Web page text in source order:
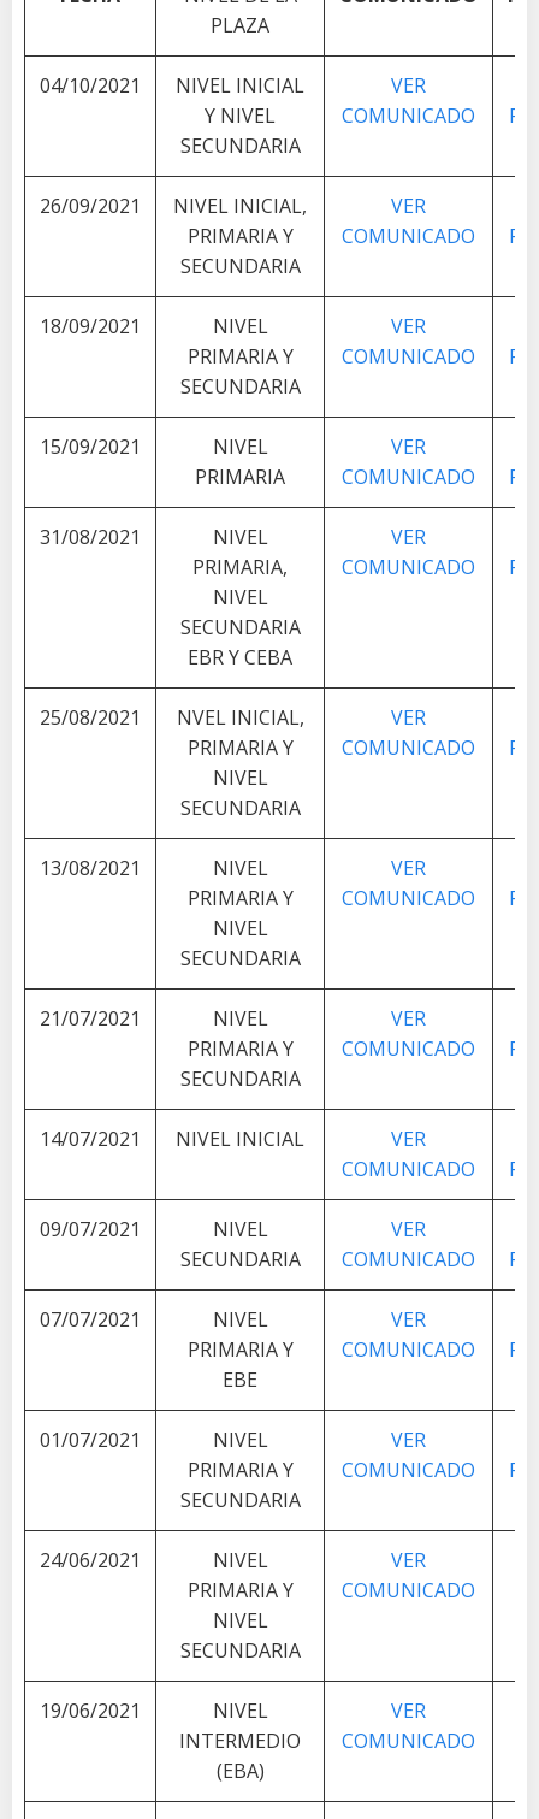
PLAZA
04/10/2021
NIVEL INICIAL
Y NIVEL
SECUNDARIA
VER
COMUNICADO
26/09/2021
NIVEL INICIAL,
PRIMARIA Y
SECUNDARIA
VER
COMUNICADO
18/09/2021
NIVEL
PRIMARIA Y
SECUNDARIA
VER
COMUNICADO
15/09/2021
NIVEL
PRIMARIA
VER
COMUNICADO
31/08/2021
NIVEL
PRIMARIA,
NIVEL
SECUNDARIA
EBR Y CEBA
VER
COMUNICADO
25/08/2021
NVEL INICIAL,
PRIMARIA Y
NIVEL
SECUNDARIA
VER
COMUNICADO
13/08/2021
NIVEL
PRIMARIA Y
NIVEL
SECUNDARIA
VER
COMUNICADO
21/07/2021
NIVEL
PRIMARIA Y
SECUNDARIA
VER
COMUNICADO
14/07/2021 NIVEL INICIAL
VER
COMUNICADO
09/07/2021
NIVEL
SECUNDARIA
VER
COMUNICADO
07/07/2021
NIVEL
PRIMARIA Y
EBE
VER
COMUNICADO
01/07/2021
NIVEL
PRIMARIA Y
SECUNDARIA
VER
COMUNICADO
24/06/2021
NIVEL
PRIMARIA Y
NIVEL
SECUNDARIA
VER
COMUNICADO
19/06/2021
NIVEL
INTERMEDIO
(EBA)
VER
COMUNICADO